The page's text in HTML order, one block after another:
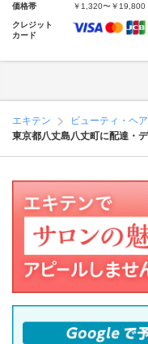
価格帯 ￥1,320〜￥19,800
クレジット
カード
エキテン ビューティ・ヘ
東京都八丈島八丈町に配達・